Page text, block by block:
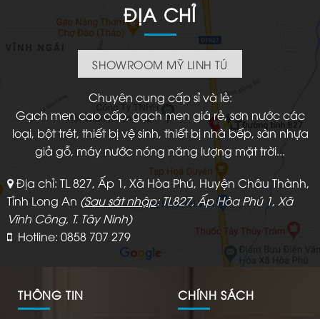
ĐỊA CHỈ
SHOWROOM MỸ LINH TÚ
Chuyên cung cấp sỉ và lẻ:
Gạch men cao cấp, gạch men giá rẻ, sơn nước các
loại, bột trét, thiết bị vệ sinh, thiết bị nhà bếp, sàn nhựa
giả gỗ, máy nước nóng năng lượng mặt trời...
Địa chỉ: TL 827, Ấp 1, Xã Hòa Phú, Huyện Châu Thành,
Tỉnh Long An (Sau sát nhập: TL827, Ấp Hòa Phú 1, Xã
Vĩnh Công, T. Tây Ninh)
Hotline: 0858 707 279
THÔNG TIN CHÍNH SÁCH